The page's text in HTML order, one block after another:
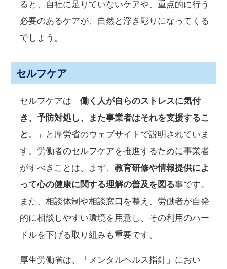
ると、自社に足りていないケアや、重点的に行う
必要のあるケアが、自然と浮き彫りになってくる
でしょう。
セルフケア
セルフケアは「働く人が自らのストレスに気付
き、予防対処し、また事業者はそれを支援するこ
と。」と厚労省のウェブサイトで説明されていま
す。労働者のセルフケアを推進するために事業者
がすべきことは、まず、教育研修や情報提供によ
って心の健康に関する理解の普及を図る事です。
また、相談体制や相談窓口を整え、労働者が自発
的に相談しやすい環境を用意し、その利用のハー
ドルを下げる取り組みも重要です。
厚生労働省は、「メンタルヘルス指針」におい